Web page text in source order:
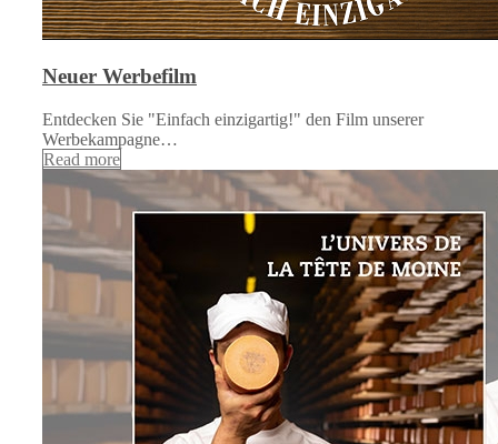
Neuer Werbefilm
Entdecken Sie "Einfach einzigartig!" den Film unserer
Werbekampagne…
Read more